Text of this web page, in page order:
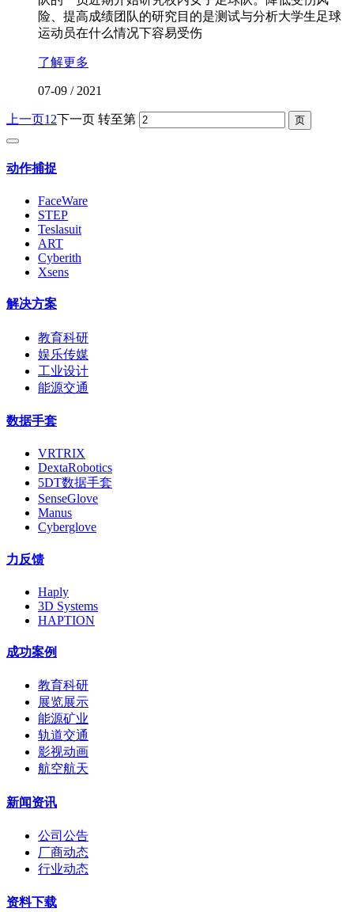
险、提高成绩团队的研究目的是测试与分析大学生足球
运动员在什么情况下容易受伤
了解更多
07-09 / 2021
上一页1 2下一页 转至第
动作捕捉
FaceWare
STEP
Teslasuit
ART
Cyberith
Xsens
解决方案
教育科研
娱乐传媒
工业设计
能源交通
数据手套
VRTRIX
DextaRobotics
5DT数据手套
SenseGlove
Manus
Cyberglove
力反馈
Haply
3D Systems
HAPTION
成功案例
教育科研
展览展示
能源矿业
轨道交通
影视动画
航空航天
新闻资讯
公司公告
厂商动态
行业动态
资料下载